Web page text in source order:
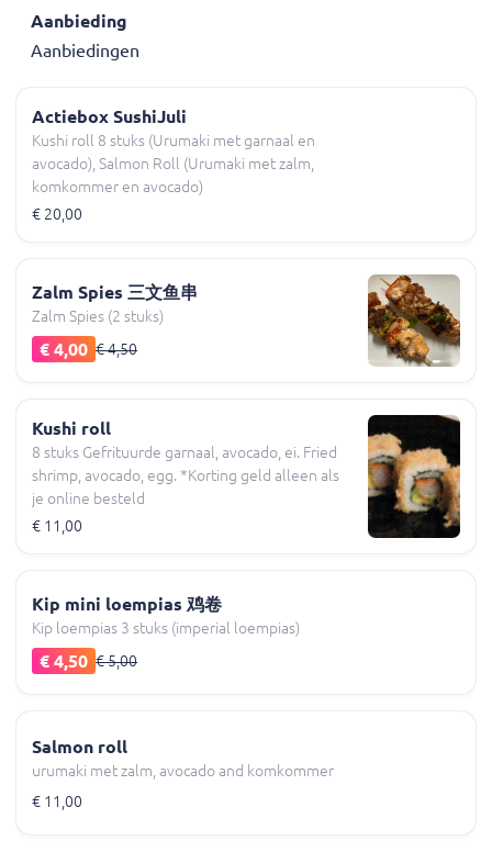
Aanbieding
Aanbiedingen
Actiebox SushiJuli
Kushi roll 8 stuks (Urumaki met garnaal en
avocado), Salmon Roll (Urumaki met zalm,
komkommer en avocado)
€ 20,00
Zalm Spies 三文鱼串
Zalm Spies (2 stuks)
€ 4,00 € 4,50
Kushi roll
8 stuks Gefrituurde garnaal, avocado, ei. Fried
shrimp, avocado, egg. *Korting geld alleen als
je online besteld
€ 11,00
Kip mini loempias 鸡卷
Kip loempias 3 stuks (imperial loempias)
€ 4,50 € 5,00
Salmon roll
urumaki met zalm, avocado and komkommer
€ 11,00